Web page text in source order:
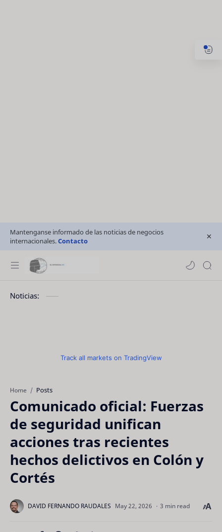
Mantenganse informado de las noticias de negocios
internacionales.Contacto
Noticias:
Track all markets on TradingView
Home Posts
Comunicado oficial: Fuerzas
de seguridad unifican
acciones tras recientes
hechos delictivos en Colón y
Cortés
3 min read